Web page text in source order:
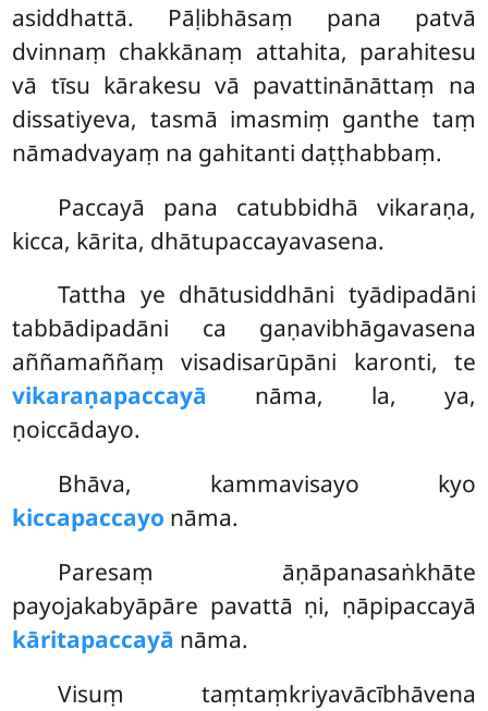
asiddhattā. Pāḷibhāsaṃ pana patvā
dvinnaṃ chakkānaṃ attahita, parahitesu
vā tīsu kārakesu vā pavattinānāttaṃ na
dissatiyeva, tasmā imasmiṃ ganthe taṃ
nāmadvayaṃ na gahitanti daṭṭhabbaṃ.
Paccayā pana catubbidhā vikaraṇa,
kicca, kārita, dhātupaccayavasena.
Tattha ye dhātusiddhāni tyādipadāni
tabbādipadāni ca gaṇavibhāgavasena
aññamaññaṃ visadisarūpāni karonti, te
vikaraṇapaccayā nāma, la, ya,
ṇoiccādayo.
Bhāva, kammavisayo kyo
kiccapaccayo nāma.
Paresaṃ āṇāpanasaṅkhāte
payojakabyāpāre pavattā ṇi, ṇāpipaccayā
kāritapaccayā nāma.
Visuṃ taṃtaṃkriyavācībhāvena